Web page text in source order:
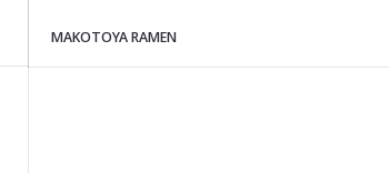
MAKOTOYA RAMEN